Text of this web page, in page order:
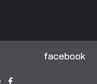
facebook
facebook